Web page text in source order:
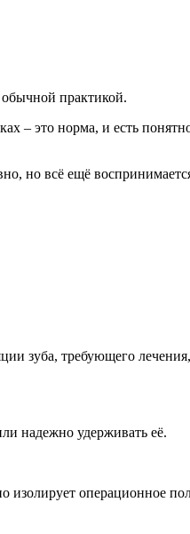
практикой.
– это норма, и есть
но всё ещё
зуба, требующего
надежно удерживать её.
изолирует операционное